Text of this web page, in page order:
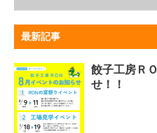
最新記事
餃子工房Ｒ
せ！！